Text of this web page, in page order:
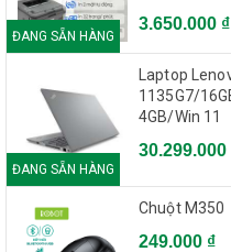
ĐANG SẴN HÀNG
3.650.000 ₫
ĐANG SẴN HÀNG
Laptop
1135G7/
4GB/Win 11
30.299.000
Chuột M350
249.000 ₫